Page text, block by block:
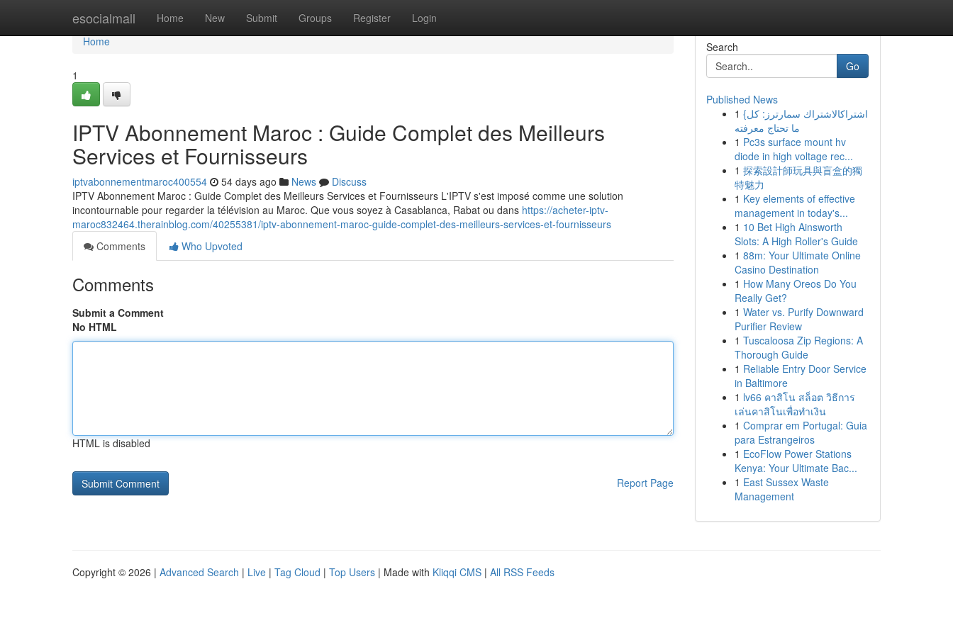
esocialmall Home New Submit Groups Register Login
Home
Home
1
IPTV Abonnement Maroc : Guide Complet des Meilleurs
Services et Fournisseurs
iptvabonnementmaroc400554 54 days ago News
Discuss
IPTV Abonnement Maroc : Guide Complet des Meilleurs Services et Fournisseurs L'IPTV s'est imposé comme une solution
incontournable pour regarder la télévision au Maroc. Que vous soyez à Casablanca, Rabat ou dans https://acheter-iptv-
maroc832464.therainblog.com/40255381/iptv-abonnement-maroc-guide-complet-des-meilleurs-services-et-fournisseurs
Comments
Who Upvoted
Comments
Submit a Comment
No HTML
HTML is disabled
Report Page
Search
Go
Published News
1 {اشتراكالاشتراك سمارترز: كل
ما تحتاج معرفته
1 Pc3s surface mount hv
diode in high voltage rec...
1 探索設計師玩具與盲盒的獨
特魅力
1 Key elements of effective
management in today's...
1 10 Bet High Ainsworth
Slots: A High Roller's Guide
1 88m: Your Ultimate Online
Casino Destination
1 How Many Oreos Do You
Really Get?
1 Water vs. Purify Downward
Purifier Review
1 Tuscaloosa Zip Regions: A
Thorough Guide
1 Reliable Entry Door Service
in Baltimore
1 lv66 คาสิโน สล็อต วิธีการ
เล่นคาสิโนเพื่อทำเงิน
1 Comprar em Portugal: Guia
para Estrangeiros
1 EcoFlow Power Stations
Kenya: Your Ultimate Bac...
1 East Sussex Waste
Management
Copyright © 2026 | Advanced Search | Live | Tag Cloud | Top Users | Made with Kliqqi CMS | All RSS Feeds